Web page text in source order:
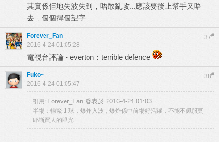
其實係佢地失波失到，唔敢亂攻...應該要後上幫手又唔
去，個個得個望字...
37#
Forever_Fan
2016-4-24 01:05:28
電視台評論 - everton：terrible defence
38#
Fuko~
2016-4-24 01:05:47
引用: Forever_Fan 發表於 2016-4-24 01:03
半場：輸緊 1 球，爆炸入波，爆炸係中前場好活躍，不能不佩服莫
耶斯買人的眼光 ...